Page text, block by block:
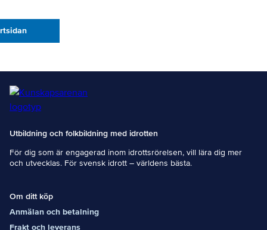
Utbildning och folkbildning med idrotten
För dig som är engagerad inom idrottsrörelsen, vill lära dig mer
och utvecklas. För svensk idrott – världens bästa.
Om ditt köp
Anmälan och betalning
Frakt och leverans